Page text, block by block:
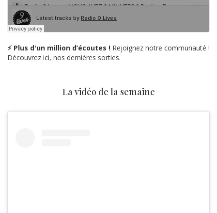
⚡ Plus d'un million d’écoutes ! Rejoignez notre communauté !
Découvrez ici, nos dernières sorties.
La vidéo de la semaine